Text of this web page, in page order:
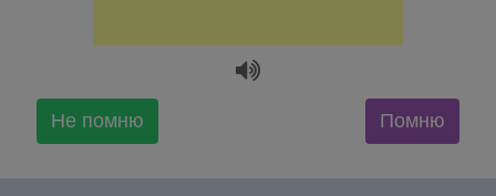
Не помню Помню